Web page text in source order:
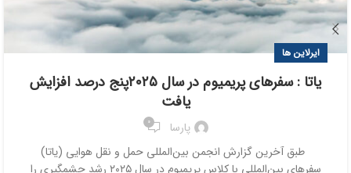
ایرلاین ها
یاتا : سفرهای پریمیوم در سال ۲۰۲۵پنج درصد افزایش
یافت
پارسا 0
طبق آخرین گزارش انجمن بین‌المللی حمل و نقل هوایی (یاتا)
سفرهای بین‌المللی با کلاس پریمیوم در سال ۲۰۲۵ رشد چشمگیری را